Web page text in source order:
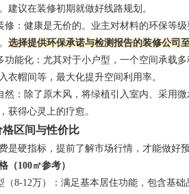
建议在装修初期就做好线路规划。
修：健康是无价的。业主对材料的环保等
选择提供环保承诺与检测报告的装修公司至
功能化：尤其对于小户型，一个空间承载
衣帽间等，最大化提升空间利用率。
然：除了原木风，将绿植引入室内、采用
获得心灵上的疗愈。
区间与性价比
是硬指标，提前了解市场行情，才能做好
（100㎡参考）
（8-12万）：满足基本居住功能，包含基